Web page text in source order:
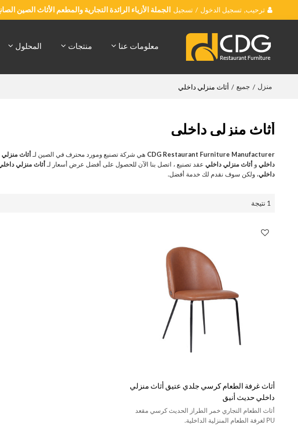
ترحيب, تسجيل الدخول / تسجيل الجملة الأزياء الرائدة التجارية والمطعم الأثاث الصين
معلومات عنا منتجات المحلول
منزل / جميع / أثاث منزلي داخلي
أثاث منزلي داخلي
CDG Restaurant Furniture Manufacturer هي شركة تصنيع ومورد محترف في الصين لـأثاث
داخليو أثاث منزلي داخليعقد تصنيع ، اتصل بنا الآن للحصول على أفضل عرض أسعار لـأثاث منزلي
داخلي، ولكن سوف نقدم لك خدمة أفضل.
1 نتيجة
أثاث غرفة الطعام كرسي جلدي عتيق أثاث منزلي
داخلي حديث أنيق
أثاث الطعام التجاري خمر الطراز الحديث كرسي مقعد
PU لغرفة الطعام المنزلية الداخلية.